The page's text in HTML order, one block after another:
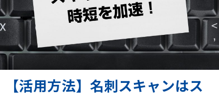
【活用方法】名刺スキャンはス